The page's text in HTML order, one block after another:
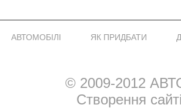
АВТОМОБІЛІ ЯК ПРИДБАТИ
© 2009-2012
Створення